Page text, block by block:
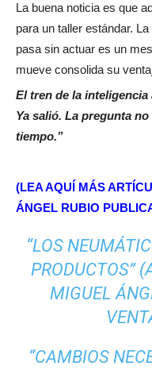
La buena noticia es que
para un taller estándar.
pasa sin actuar es un
mueve consolida su
El tren de la
Ya salió. La pregunta
tiempo.”
(LEA AQUÍ MÁS
ÁNGEL RUBIO
“LOS
PRODUCTOS”
MIGUEL
“CAMBIOS